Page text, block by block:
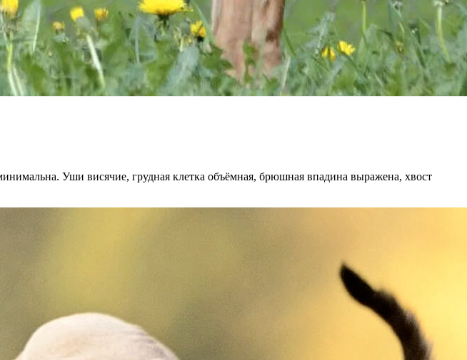
Уши висячие, грудная клетка объёмная, брюшная впадина выражена, хвост